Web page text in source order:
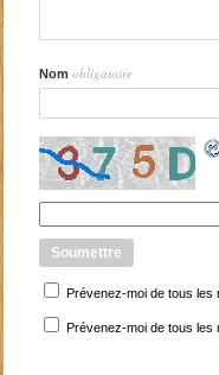
Nom obligatoire
Prévenez-moi de tous les
Prévenez-moi de tous les